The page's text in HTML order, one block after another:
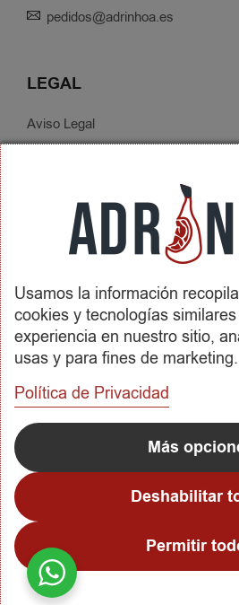
pedidos@adrinhoa.es
LEGAL
Aviso Legal
Condiciones de Contratación
Envíos y Devoluciones
SOBRE ADRINHOA
Conócenos
Contactar
REDES SOCIALES
METODOS DE PAGO
Copyright © 2023
Usamos la información
cookies y tecnologías
experiencia en nuestro sitio,
usas y para fines de marketing.
Política de Privacidad
Más
Deshabilitar
Permitir